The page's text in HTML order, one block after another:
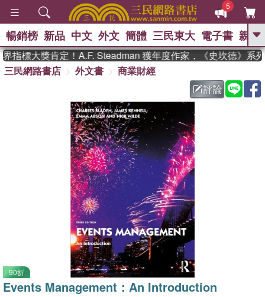
5
GO
熱搜： 東野圭吾
父親節 、 如果歷
暑期推薦 、 國際布克
獎 臺灣漫遊錄
方念華
登輝時代 、 數學女孩：黎曼猜想
偉大的迷走神經
暢銷榜 新品 中文 外文 簡體 三民東大 電子書 親子
指標大獎肯定！A.F. Steadman 獲年度作家，《史坎德》系列
三民網路書店
外文書
商業財經
評論
90折
Events Management：An Introduction